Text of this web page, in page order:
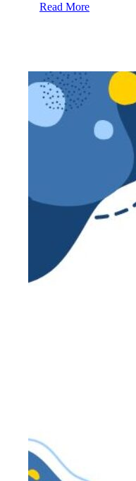
Read More